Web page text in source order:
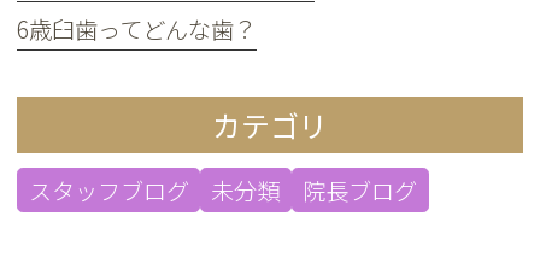
6歳臼歯ってどんな歯？
カテゴリ
スタッフブログ 未分類 院長ブログ